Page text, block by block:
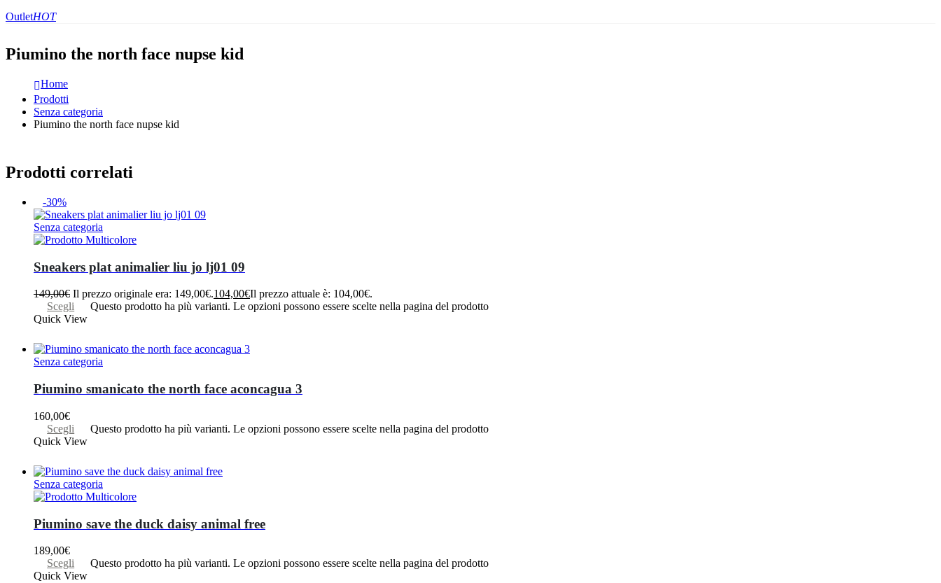
OutletHOT
Piumino the north face nupse kid
Home
Prodotti
Senza categoria
Piumino the north face nupse kid
Prodotti correlati
-30%
Senza categoria
Sneakers plat animalier liu jo lj01 09
149,00€ Il prezzo originale era: 149,00€.104,00€Il prezzo attuale è: 104,00€.
Scegli
Questo prodotto ha più varianti. Le opzioni possono essere scelte nella pagina del prodotto
Quick View
Senza categoria
Piumino smanicato the north face aconcagua 3
160,00€
Scegli
Questo prodotto ha più varianti. Le opzioni possono essere scelte nella pagina del prodotto
Quick View
Senza categoria
Piumino save the duck daisy animal free
189,00€
Scegli
Questo prodotto ha più varianti. Le opzioni possono essere scelte nella pagina del prodotto
Quick View